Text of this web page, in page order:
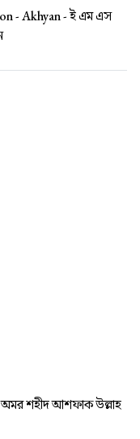
- Akhyan -ই এম এস
অমর শহীদ আশফাক উল্লাহ